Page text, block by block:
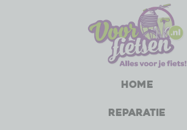
Home
Reparatie